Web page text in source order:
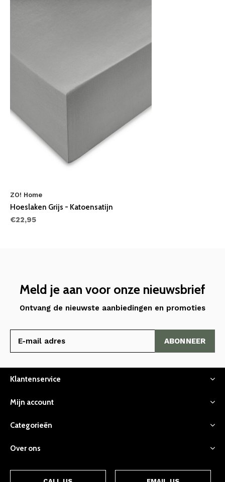
ZO! Home
Hoeslaken Grijs - Katoensatijn
€22,95
Meld je aan voor onze nieuwsbrief
Ontvang de nieuwste aanbiedingen en promoties
ABONNEER
Klantenservice
Mijn account
Categorieën
Over ons